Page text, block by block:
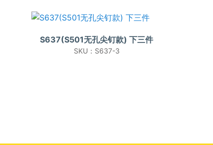
S637(S501无孔尖钉款) 下三件
SKU：S637-3